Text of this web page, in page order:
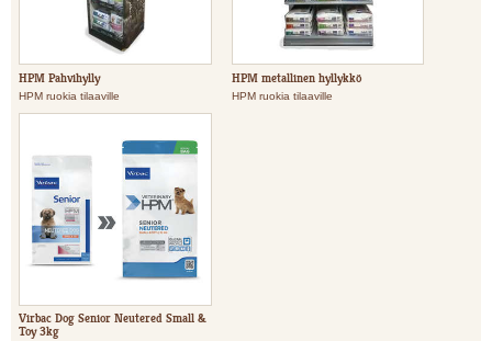
HPM Pahvihylly
HPM ruokia tilaaville
HPM metallinen hyllykkö
HPM ruokia tilaaville
Virbac Dog Senior Neutered Small &
Toy 3kg